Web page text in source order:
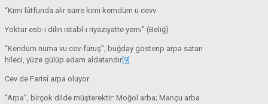
“Kimi lûtfunda alır sürre kimi kemdüm ü cevv
Yoktur esb-i dilin ıstabl-ı riyaziyatte yemi” (Beliğ)
“Kendüm nüma vu cev-füruş”, buğday gösterip arpa satan
hileci, yüze gülüp adam aldatandır [9] .
Cev de Farisî arpa oluyor.
“Arpa”, birçok dilde müşterektir: Moğol arba; Mançu arba